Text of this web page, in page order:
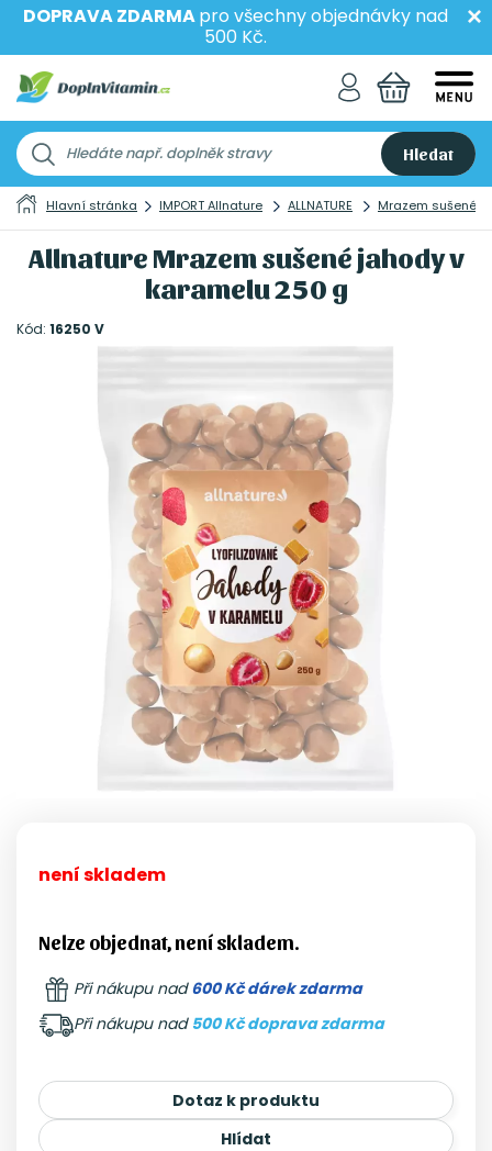
DOPRAVA ZDARMApro všechny objednávky nad
500 Kč.
Hledat
Hlavní stránka IMPORT Allnature ALLNATURE Mrazem sušené
Allnature Mrazem sušené jahody v
karamelu 250 g
Kód: 16250 V
není skladem
Nelze objednat, není skladem.
Při nákupu nad600 Kč dárek zdarma
Při nákupu nad 500 Kč doprava zdarma
Dotaz k produktu
Hlídat